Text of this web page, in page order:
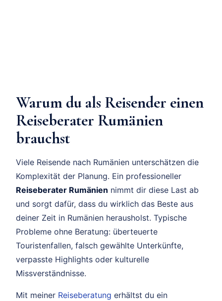
Warum du als Reisender einen
Reiseberater Rumänien
brauchst
Viele Reisende nach Rumänien unterschätzen die
Komplexität der Planung. Ein professioneller
Reiseberater Rumänien nimmt dir diese Last ab
und sorgt dafür, dass du wirklich das Beste aus
deiner Zeit in Rumänien herausholst. Typische
Probleme ohne Beratung: überteuerte
Touristenfallen, falsch gewählte Unterkünfte,
verpasste Highlights oder kulturelle
Missverständnisse.
Mit meiner Reiseberatung erhältst du ein